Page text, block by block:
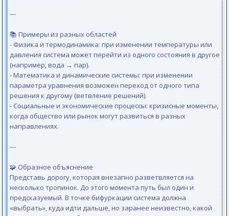
---
📚 Примеры из разных областей
- Физика и термодинамика: при изменении температуры или
давления система может перейти из одного состояния в другое
(например, вода → пар).
- Математика и динамические системы: при изменении
параметра уравнения возможен переход от одного типа
решения к другому (ветвление решений).
- Социальные и экономические процессы: кризисные моменты,
когда общество или рынок могут развиться в разных
направлениях.
---
🧩 Образное объяснение
Представь дорогу, которая внезапно разветвляется на
несколько тропинок. До этого момента путь был один и
предсказуемый. В точке бифуркации система должна
«выбрать», куда идти дальше, но заранее неизвестно, какой